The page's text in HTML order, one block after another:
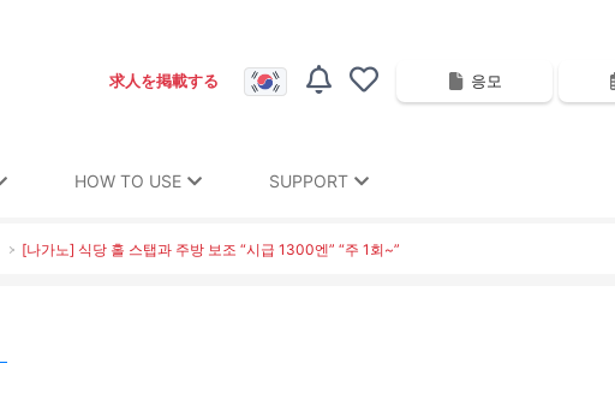
求人を掲載する 응모
HOW TO USE SUPPORT
[나가노] 식당 홀 스탭과 주방 보조 “시급 1300엔” “주 1회~”